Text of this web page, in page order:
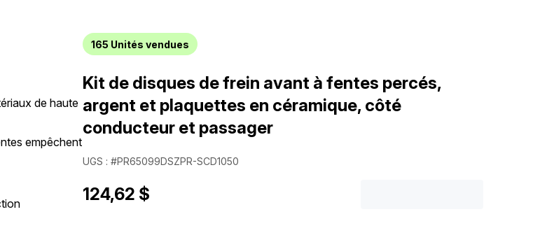
de haute
empêchent
165 Unités vendues
Kit de disques de frein avant à fentes percés,
argent et plaquettes en céramique, côté
conducteur et passager
UGS : #PR65099DSZPR-SCD1050
124,62 $